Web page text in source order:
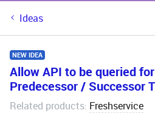
Ideas
NEW IDEA
Allow API to be queried
Predecessor / Successor
Related products: Freshservice